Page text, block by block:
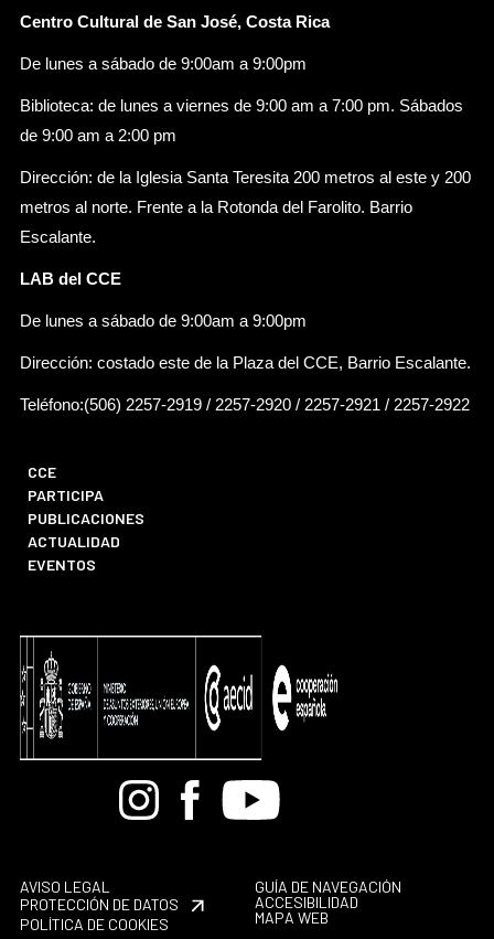
Centro Cultural de San José, Costa Rica
De lunes a sábado de 9:00am a 9:00pm
Biblioteca: de lunes a viernes de 9:00 am a 7:00 pm. Sábados
de 9:00 am a 2:00 pm
Dirección: de la Iglesia Santa Teresita 200 metros al este y 200
metros al norte. Frente a la Rotonda del Farolito. Barrio
Escalante.
LAB del CCE
De lunes a sábado de 9:00am a 9:00pm
Dirección: costado este de la Plaza del CCE, Barrio Escalante.
Teléfono:(506) 2257-2919 / 2257-2920 / 2257-2921 / 2257-2922
CCE
PARTICIPA
PUBLICACIONES
ACTUALIDAD
EVENTOS
BandcampInstagramFacebook
Youtube
AVISO LEGAL
PROTECCIÓN DE DATOS
POLÍTICA DE COOKIES
GUÍA DE NAVEGACIÓN
ACCESIBILIDAD
MAPA WEB